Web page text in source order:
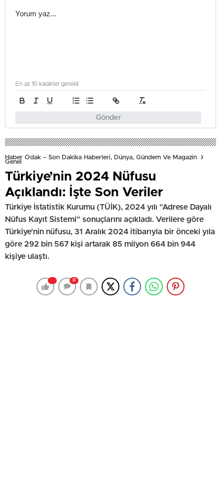
Gönder
En az 10 karakter gerekli
Haber Odak – Son Dakika Haberleri, Dünya, Gündem Ve Magazin
Genel
Türkiye’nin 2024 Nüfusu
Açıklandı: İşte Son Veriler
Türkiye İstatistik Kurumu (TÜİK), 2024 yılı "Adrese Dayalı
Nüfus Kayıt Sistemi" sonuçlarını açıkladı. Verilere göre
Türkiye'nin nüfusu, 31 Aralık 2024 itibarıyla bir önceki yıla
göre 292 bin 567 kişi artarak 85 milyon 664 bin 944
kişiye ulaştı.
0